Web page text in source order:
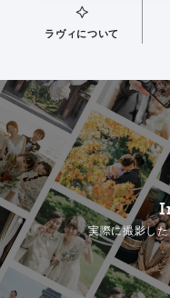
ラヴィについて
実際に撮影した